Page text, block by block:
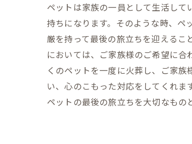
ペットは家族の一員として生活し
持ちになります。そのような時、ペ
厳を持って最後の旅立ちを迎える
においては、ご家族様のご希望に
くのペットを一度に火葬し、ご家
い、心のこもった対応をしてくれま
ペットの最後の旅立ちを大切なもの